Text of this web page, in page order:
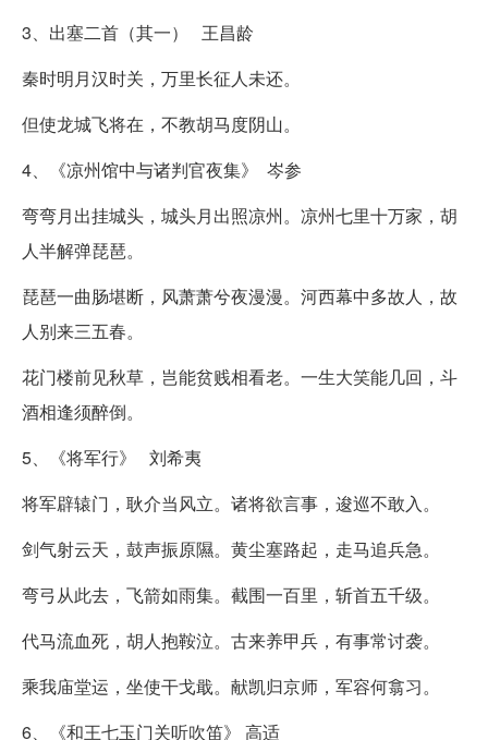
3、出塞二首（其一） 王昌龄
秦时明月汉时关，万里长征人未还。
但使龙城飞将在，不教胡马度阴山。
4、《凉州馆中与诸判官夜集》 岑参
弯弯月出挂城头，城头月出照凉州。凉州七里十万家，胡
人半解弹琵琶。
琵琶一曲肠堪断，风萧萧兮夜漫漫。河西幕中多故人，故
人别来三五春。
花门楼前见秋草，岂能贫贱相看老。一生大笑能几回，斗
酒相逢须醉倒。
5、《将军行》 刘希夷
将军辟辕门，耿介当风立。诸将欲言事，逡巡不敢入。
剑气射云天，鼓声振原隰。黄尘塞路起，走马追兵急。
弯弓从此去，飞箭如雨集。截围一百里，斩首五千级。
代马流血死，胡人抱鞍泣。古来养甲兵，有事常讨袭。
乘我庙堂运，坐使干戈戢。献凯归京师，军容何翕习。
6、《和王七玉门关听吹笛》 高适